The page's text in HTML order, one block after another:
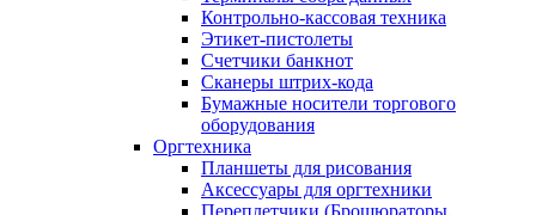
Контрольно-кассовая техника
Этикет-пистолеты
Счетчики банкнот
Сканеры штрих-кода
Бумажные носители торгового
оборудования
Оргтехника
Планшеты для рисования
Аксессуары для оргтехники
Переплетчики (Брошюраторы,